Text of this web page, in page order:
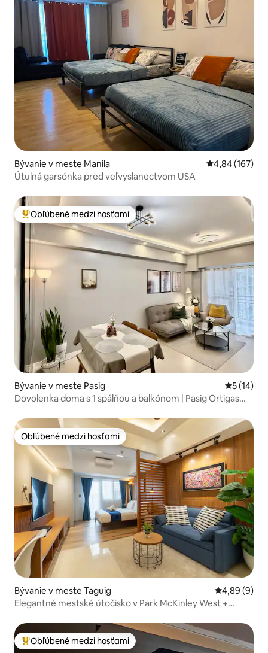
Bývanie v meste Manila Priemerné
4,84 (167)
Útulná garsónka pred veľvyslanectvom USA
Najobľúbenejšie medzi hosťami
Obľúbené medzi hosťami
Bývanie v meste Pasig
5 (14)
Dovolenka doma s 1 spálňou a balkónom | Pasig Ortigas
Obľúbené medzi hosťami
Obľúbené medzi hosťami
Bývanie v meste Taguig Priemerné
4,89 (9)
Elegantné mestské útočisko v Park McKinley West +
Najobľúbenejšie medzi hosťami
Obľúbené medzi hosťami